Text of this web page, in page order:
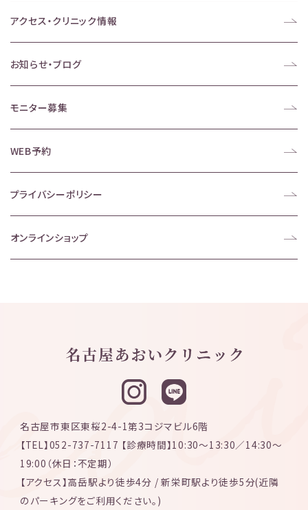
アクセス・クリニック情報
お知らせ・ブログ
モニター募集
WEB予約
プライバシーポリシー
オンラインショップ
名古屋市東区東桜2-4-1第3コジマビル6階
【TEL】052-737-7117 【診療時間】10:30〜13:30／14:30〜
19:00（休日：不定期）
【アクセス】高岳駅より徒歩4分 / 新栄町駅より徒歩5分(近隣
のパーキングをご利用ください。)